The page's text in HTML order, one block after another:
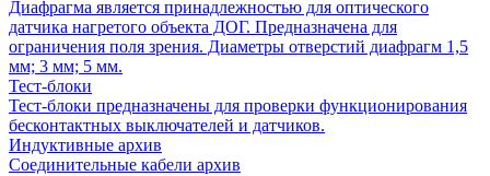
Диафрагма является принадлежностью для оптического
датчика нагретого объекта ДОГ. Предназначена для
ограничения поля зрения. Диаметры отверстий диафрагм 1,5
мм; 3 мм; 5 мм.
Тест-блоки
Тест-блоки предназначены для проверки функционирования
бесконтактных выключателей и датчиков.
Индуктивные архив
Соединительные кабели архив